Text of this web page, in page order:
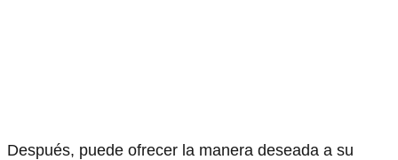
Después, puede ofrecer la manera deseada a su